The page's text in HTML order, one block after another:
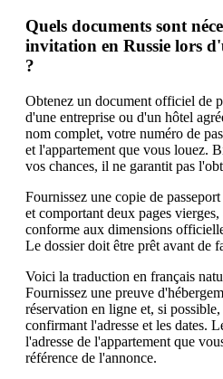
Quels documents sont
invitation en Russie lors
?
Obtenez un document officiel de
d'une entreprise ou d'un hôtel
nom complet, votre numéro de
et l'appartement que vous louez.
vos chances, il ne garantit pas
Fournissez une copie de
et comportant deux pages
conforme aux dimensions
Le dossier doit être prêt avant de
Voici la traduction en français
Fournissez une preuve
réservation en ligne et, si
confirmant l'adresse et les dates.
l'adresse de l'appartement que
référence de l'annonce.